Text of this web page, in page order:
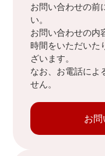
お問い合わせの前
い。
お問い合わせの内
時間をいただいた
ざいます。
なお、お電話によ
せん。
お